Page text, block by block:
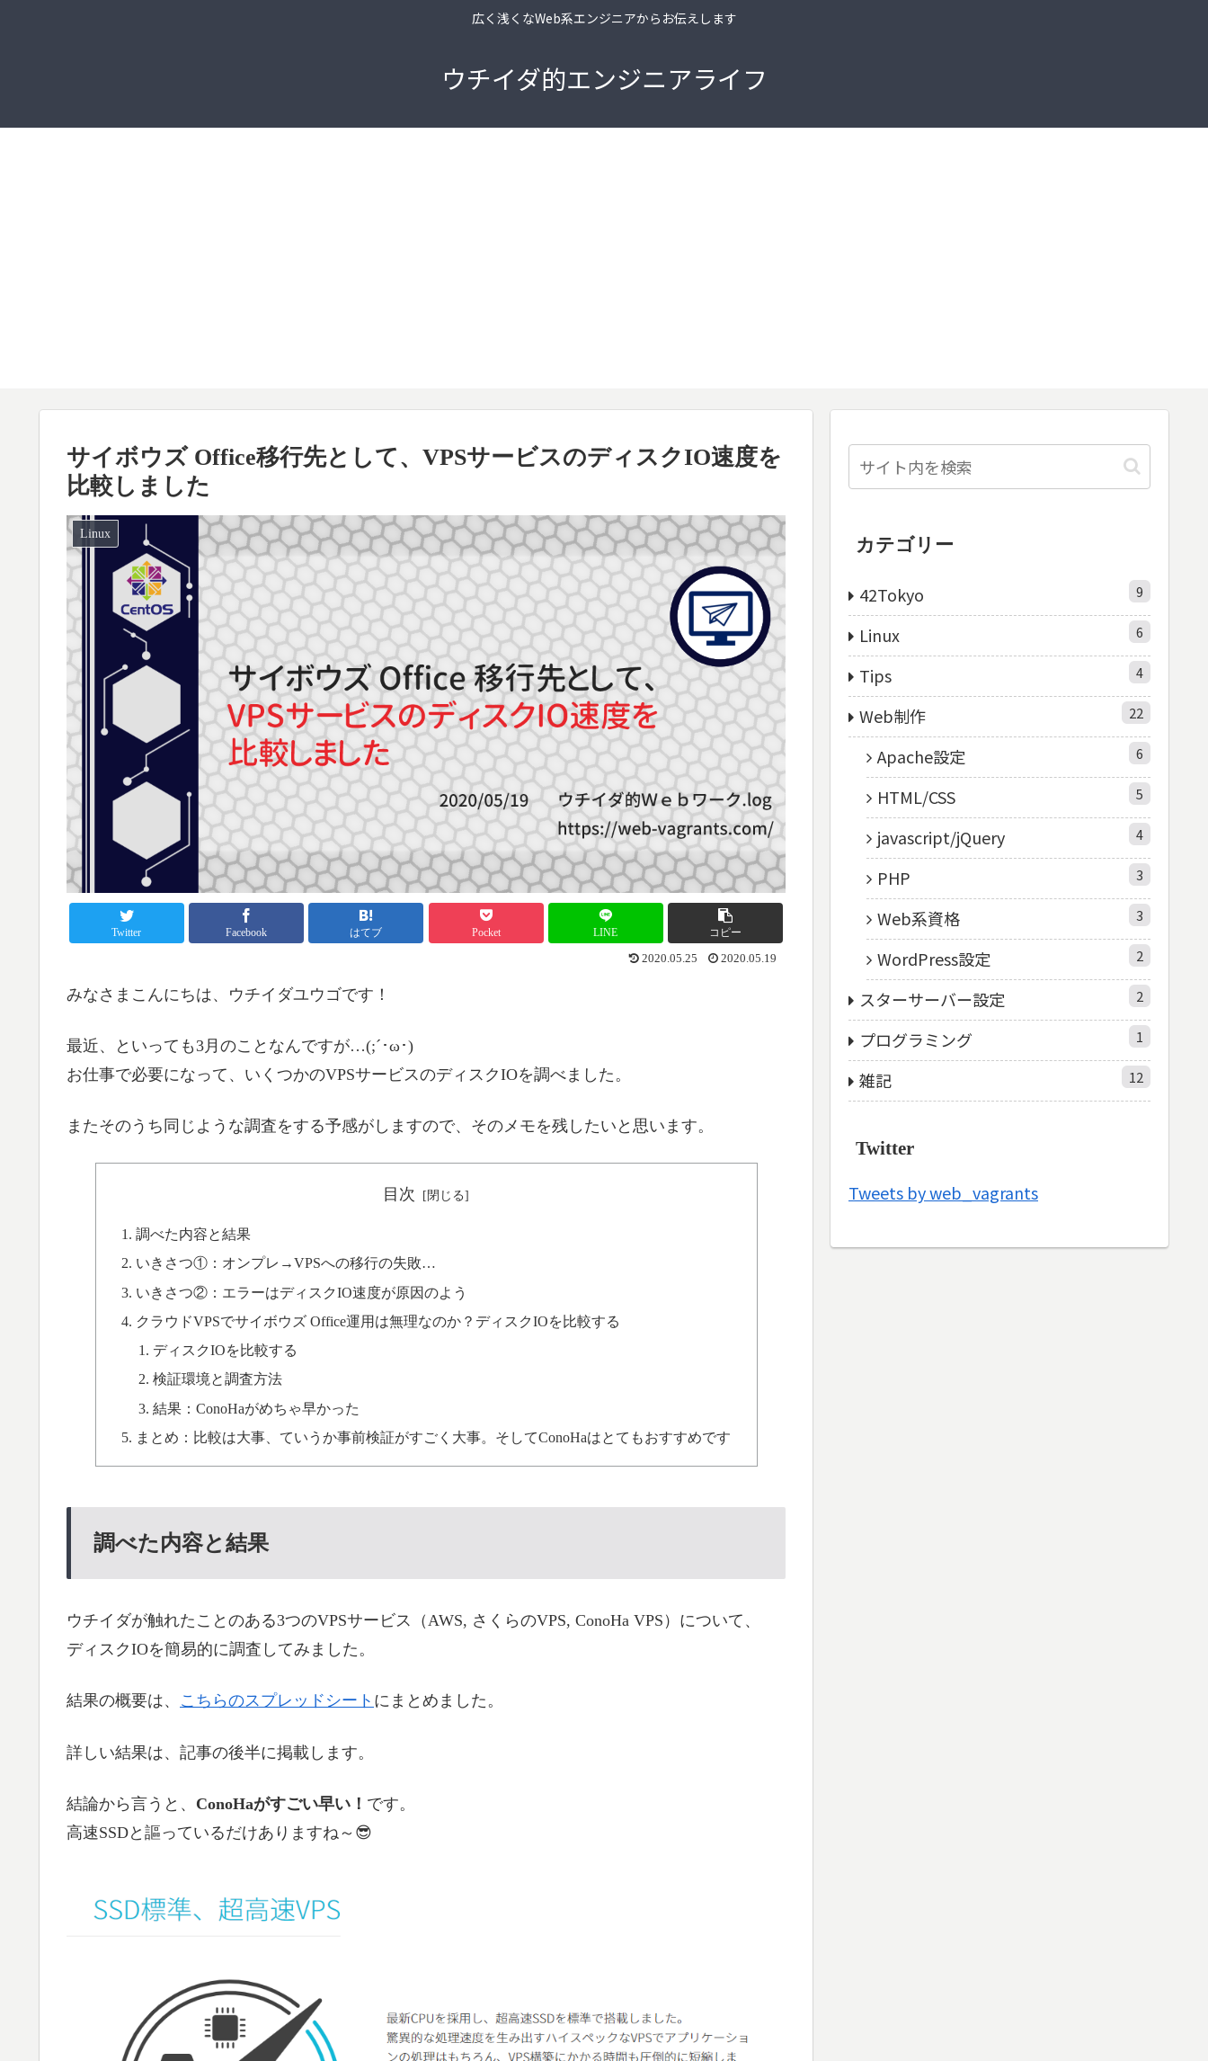
広く浅くなWeb系エンジニアからお伝えします
ウチイダ的エンジニアライフ
サイボウズ Office移行先として、VPSサービスのディスクIO速度を
比較しました
Linux
Twitter Facebook はてブ Pocket LINE コピー
2020.05.25 2020.05.19
みなさまこんにちは、ウチイダユウゴです！
最近、といっても3月のことなんですが…(;´･ω･)
お仕事で必要になって、いくつかのVPSサービスのディスクIOを調べました。
またそのうち同じような調査をする予感がしますので、そのメモを残したいと思います。
目次
調べた内容と結果
いきさつ①：オンプレ→VPSへの移行の失敗…
いきさつ②：エラーはディスクIO速度が原因のよう
クラウドVPSでサイボウズ Office運用は無理なのか？ディスクIOを比較する
ディスクIOを比較する
検証環境と調査方法
結果：ConoHaがめちゃ早かった
まとめ：比較は大事、ていうか事前検証がすごく大事。そしてConoHaはとてもおすすめです
調べた内容と結果
ウチイダが触れたことのある3つのVPSサービス（AWS, さくらのVPS, ConoHa VPS）について、
ディスクIOを簡易的に調査してみました。
結果の概要は、 こちらのスプレッドシート にまとめました。
詳しい結果は、記事の後半に掲載します。
結論から言うと、 ConoHaがすごい早い！ です。
高速SSDと謳っているだけありますね～😎
カテゴリー
42Tokyo 9
Linux 6
Tips 4
Web制作 22
Apache設定 6
HTML/CSS 5
javascript/jQuery 4
PHP 3
Web系資格 3
WordPress設定 2
スターサーバー設定 2
プログラミング 1
雑記 12
Twitter
Tweets by web_vagrants